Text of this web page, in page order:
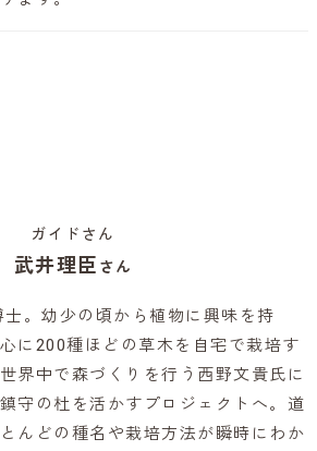
ガイドさん
武井理臣 さん
。幼少の頃から植物に興味を持
に200種ほどの草木を自宅で栽培す
界中で森づくりを行う西野文貴氏に
守の杜を活かすプロジェクトへ。道
んどの種名や栽培方法が瞬時にわか